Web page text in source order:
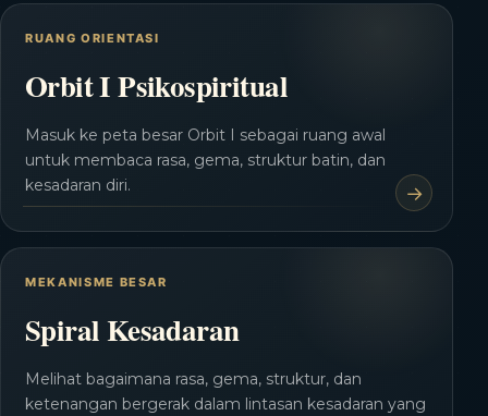
RUANG ORIENTASI
Orbit I Psikospiritual
Masuk ke peta besar Orbit I sebagai ruang awal
untuk membaca rasa, gema, struktur batin, dan
kesadaran diri.
MEKANISME BESAR
Spiral Kesadaran
Melihat bagaimana rasa, gema, struktur, dan
ketenangan bergerak dalam lintasan kesadaran yang